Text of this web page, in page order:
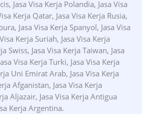
Jasa Visa Kerja Polandia, Jasa Visa
Kerja Qatar, Jasa Visa Kerja Rusia,
Jasa Visa Kerja Spanyol, Jasa Visa
Kerja Suriah, Jasa Visa Kerja
Swiss, Jasa Visa Kerja Taiwan, Jasa
Visa Kerja Turki, Jasa Visa Kerja
Uni Emirat Arab, Jasa Visa Kerja
Afganistan, Jasa Visa Kerja
Aljazair, Jasa Visa Kerja Antigua
Kerja Argentina.